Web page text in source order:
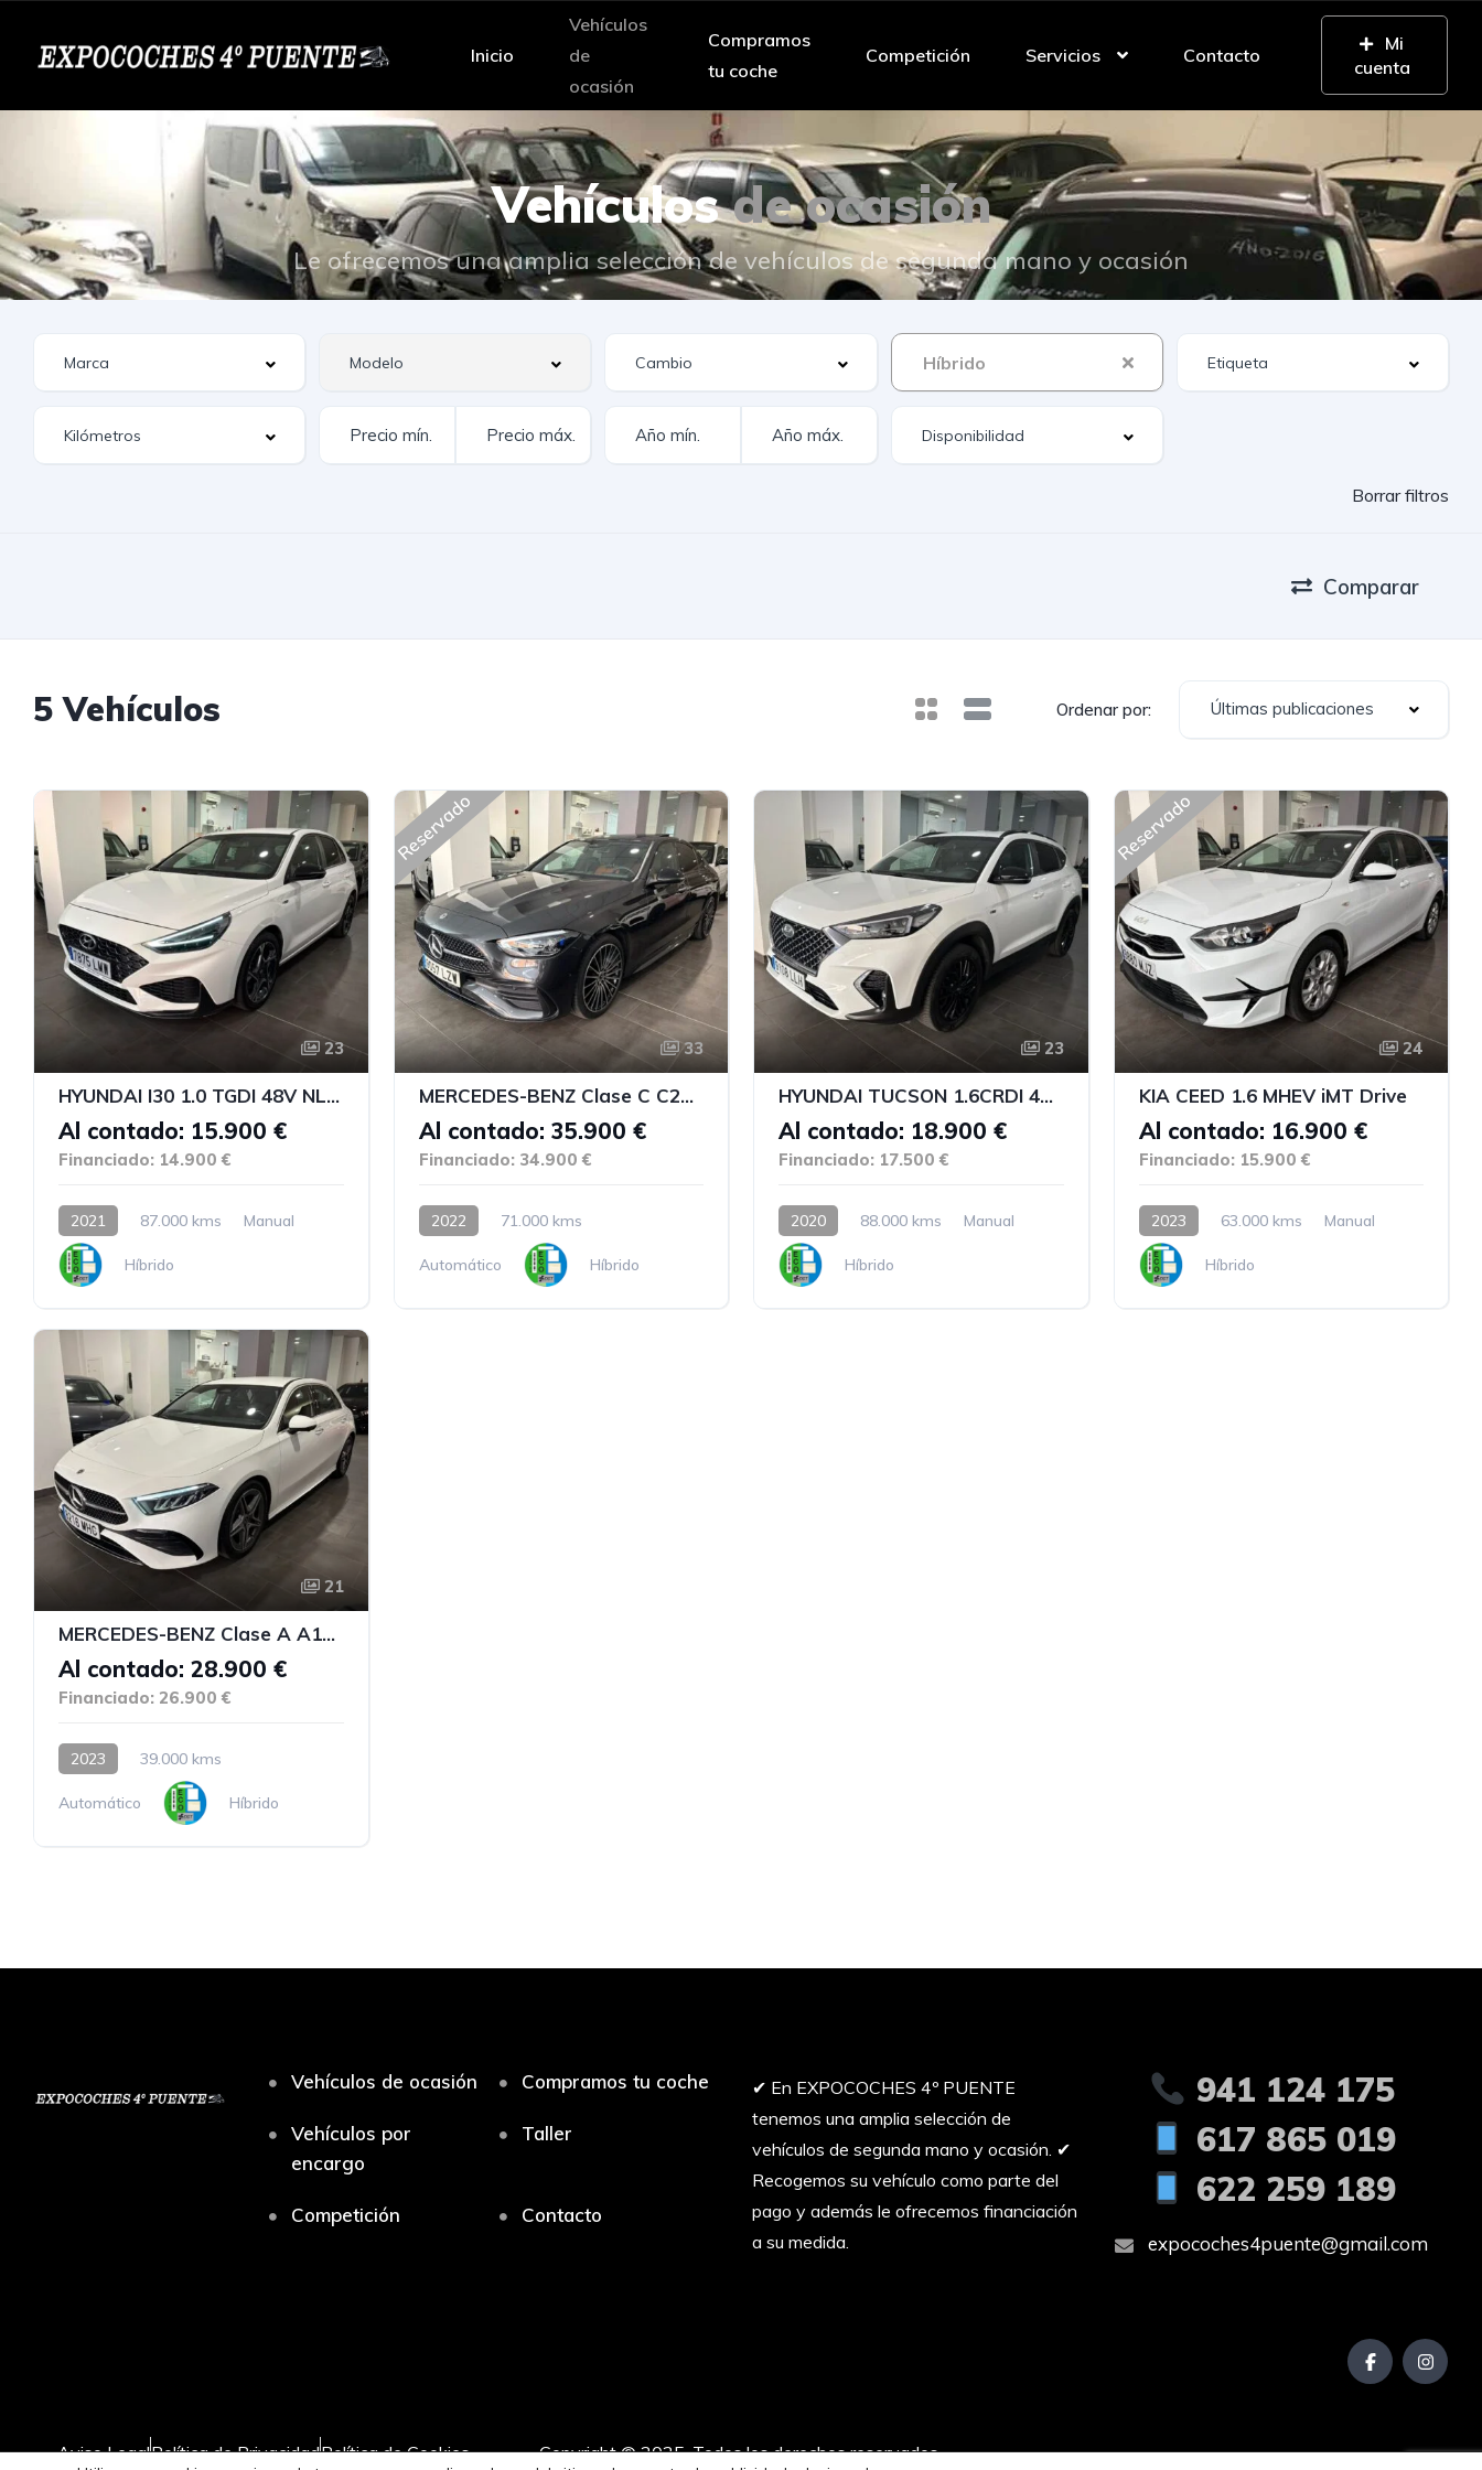
Inicio
Vehículos
de
ocasión
Compramos
tu coche
Competición Servicios Contacto
Mi
cuenta
Vehículosde ocasión
Le ofrecemos una amplia selección de vehículos de segunda mano y ocasión
Híbrido
Borrar filtros
Comparar
5 Vehículos Ordenar por: Últimas publicaciones
23
HYUNDAI I30 1.0 TGDI 48V NLine
Al contado: 15.900 €
Financiado: 14.900 €
2021 87.000 kms Manual
Híbrido
Reservado
33
MERCEDES-BENZ Clase C C220D
Al contado: 35.900 €
Financiado: 34.900 €
2022 71.000 kms
Automático Híbrido
23
HYUNDAI TUCSON 1.6CRDI 48V NLine Lite 4X2
Al contado: 18.900 €
Financiado: 17.500 €
2020 88.000 kms Manual
Híbrido
Reservado
24
KIA CEED 1.6 MHEV iMT Drive
Al contado: 16.900 €
Financiado: 15.900 €
2023 63.000 kms Manual
Híbrido
21
MERCEDES-BENZ Clase A A180
Al contado: 28.900 €
Financiado: 26.900 €
2023 39.000 kms
Automático Híbrido
Vehículos de ocasión Compramos tu coche
Vehículos por
encargo
Taller
Competición Contacto
✔︎ En EXPOCOCHES 4º PUENTE
tenemos una amplia selección de
vehículos de segunda mano y ocasión. ✔︎
Recogemos su vehículo como parte del
pago y además le ofrecemos financiación
a su medida.
941 124 175
617 865 019
622 259 189
expocoches4puente@gmail.com
Aviso LegalPolítica de PrivacidadPolítica de Cookies Copyright © 2025. Todos los derechos reservados.